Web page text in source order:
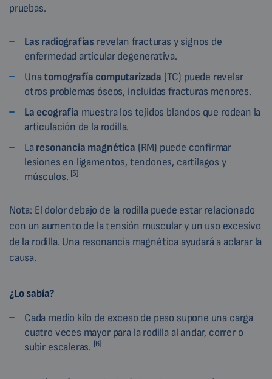
pruebas.
Las radiografías revelan fracturas y signos de
enfermedad articular degenerativa.
Unatomografía computarizada (TC) puede revelar
otros problemas óseos, incluidas fracturas menores.
La ecografía muestra los tejidos blandos que rodean la
articulación de la rodilla.
Laresonancia magnética (RM) puede confirmar
lesiones en ligamentos, tendones, cartílagos y
músculos. [5]
Nota: El dolor debajo de la rodilla puede estar relacionado
con un aumento de la tensión muscular y un uso excesivo
de la rodilla. Una resonancia magnética ayudará a aclarar la
causa.
¿Lo sabía?
Cada medio kilo de exceso de peso supone una carga
cuatro veces mayor para la rodilla al andar, correr o
subir escaleras. [6]